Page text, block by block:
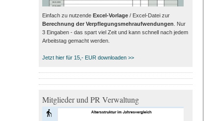
Einfach zu nutzende Excel-Vorlage/ Excel-Datei zur
Berechnung der Verpflegungsmehraufwendungen . Nur
3 Eingaben - das spart viel Zeit und kann schnell nach jedem
Arbeitstag gemacht werden.
Jetzt hier für 15,- EUR downloaden >>
Mitglieder und PR Verwaltung